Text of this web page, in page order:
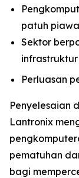
patuh
Sektor
Perluasan
Penyelesaian
Lantronix
pematuhan
bagi